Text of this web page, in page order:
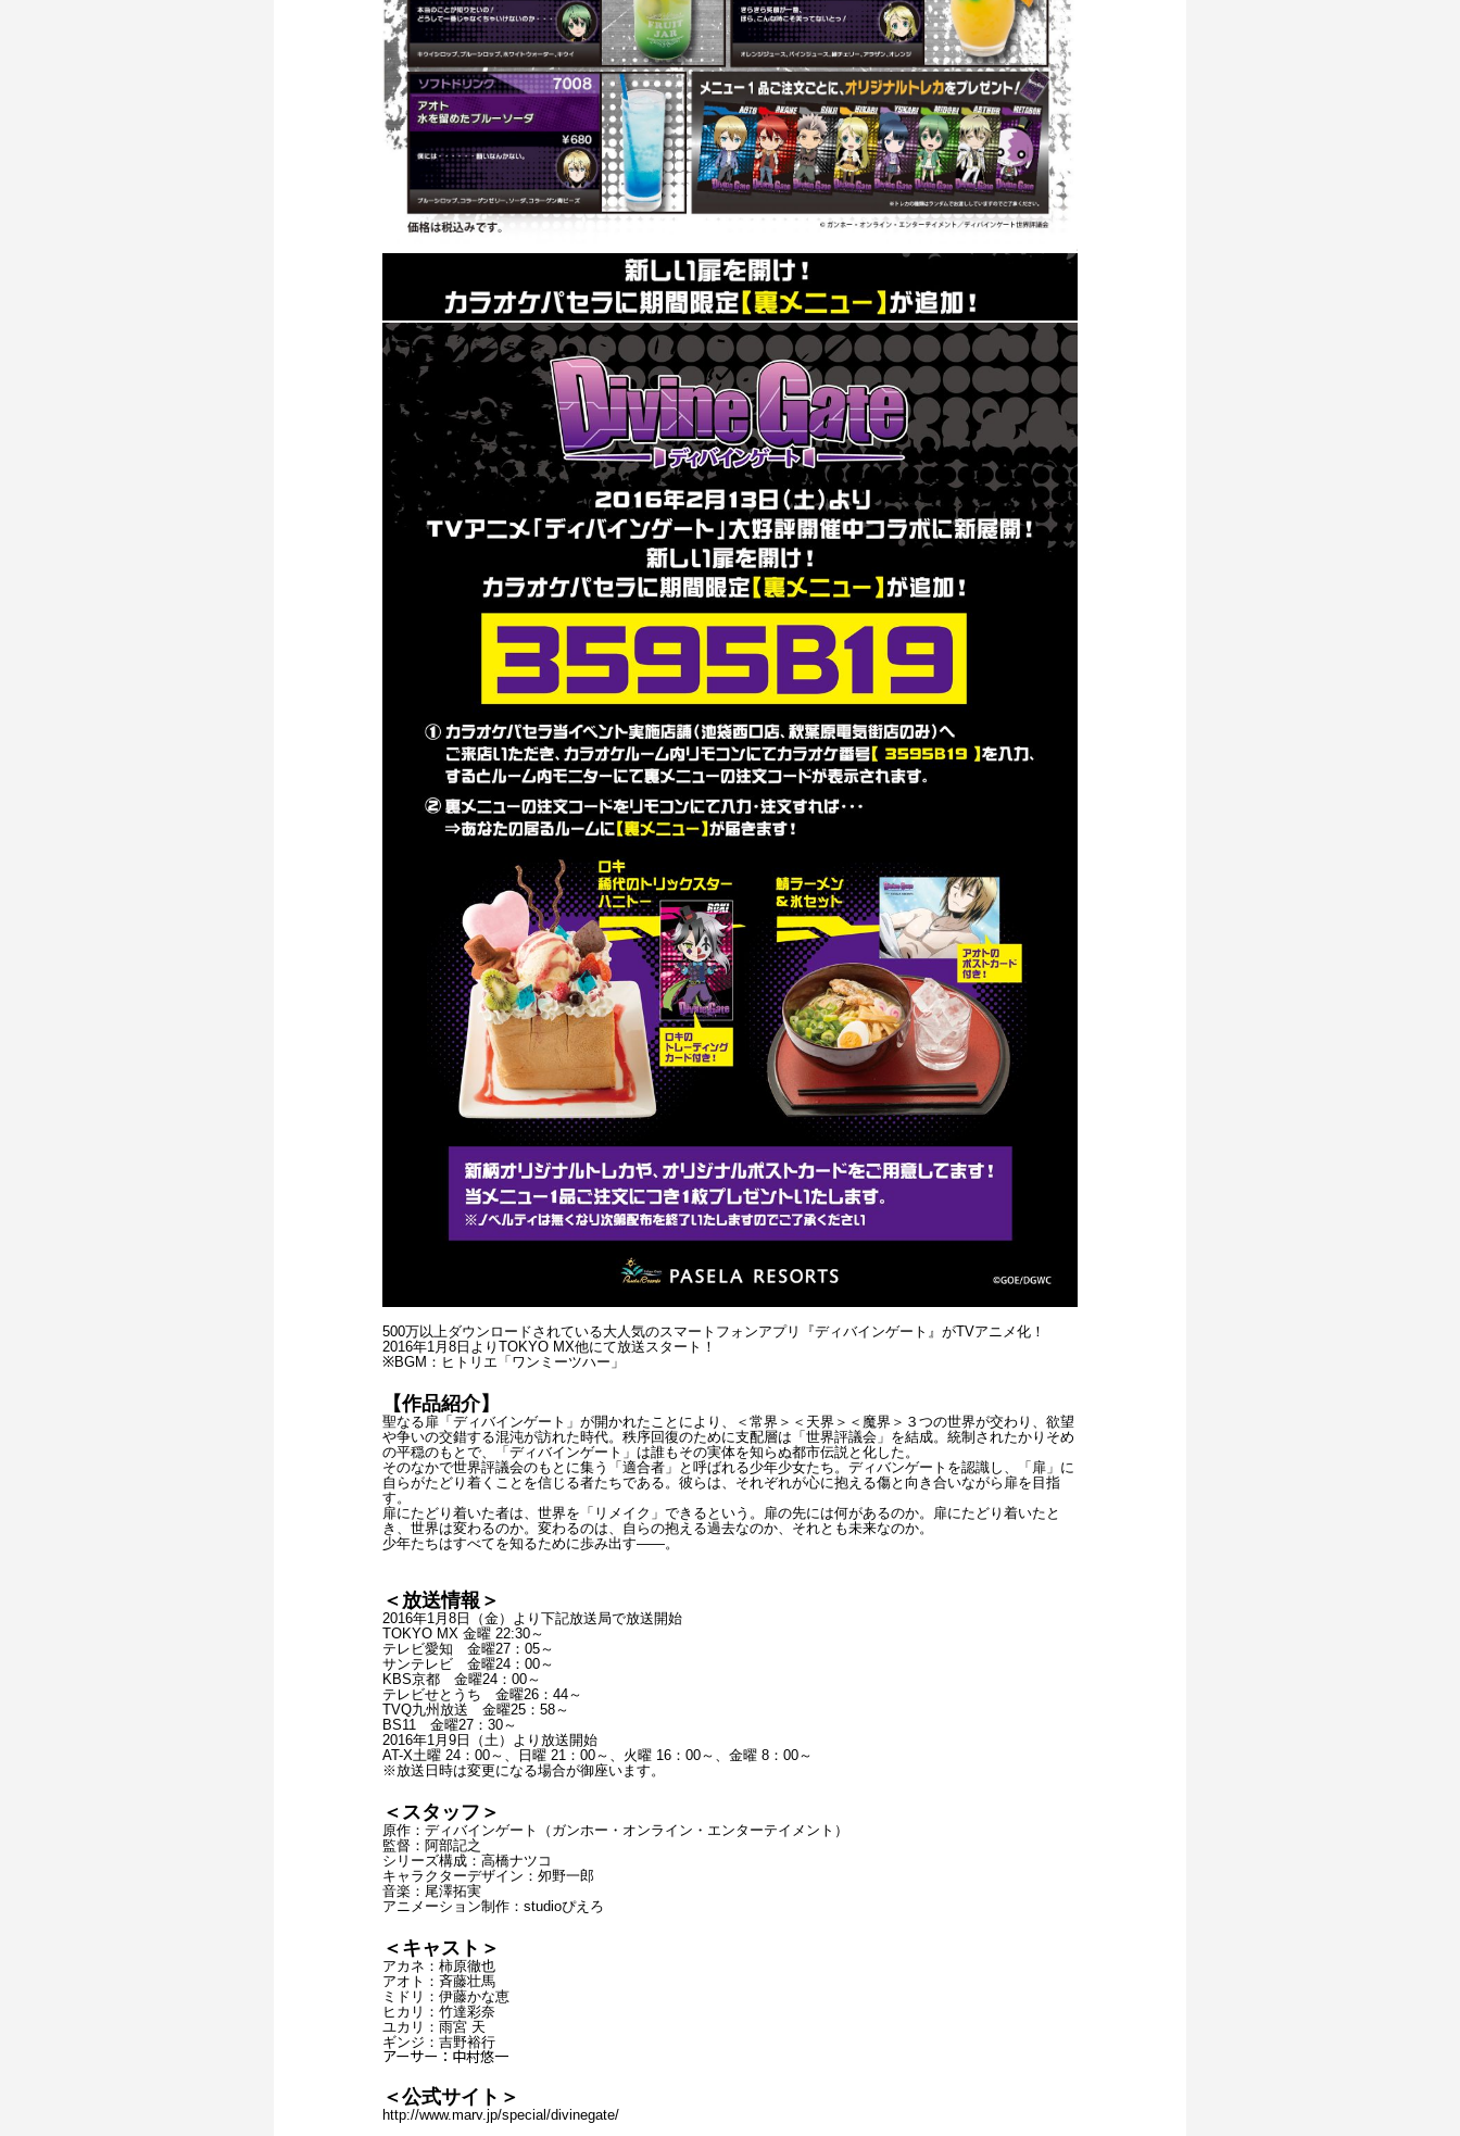
500万以上ダウンロードされている大人気のスマートフォンアプリ『ディバインゲート­』がTVアニメ化！
2016年1月8日よりTOKYO MX他にて放送スタート！
※BGM：ヒトリエ「ワンミーツハー」
【作品紹介】
聖なる扉「ディバインゲート」が開かれたことにより、＜常界＞＜天界＞＜魔界＞３つの­世界が交わり、欲望
や争いの交錯する混沌が訪れた時代。秩序回復のために支配層は「世­界評議会」を結成。統制されたかりそめ
の平穏のもとで、「ディバインゲート」は誰もそ­の実体を知らぬ都市伝説と化した。
そのなかで世界評議会のもとに集う「適合者」と呼ばれる少年少女たち。ディバンゲート­を認識し、「扉」に
自らがたどり着くことを信じる者たちである。彼らは、それぞれが心­に抱える傷と向き合いながら扉を目指
す。
扉にたどり着いた者は、世界を「リメイク」できるという。扉の先には何があるのか。扉­にたどり着いたと
き、世界は変わるのか。変わるのは、自らの抱える過去なのか、それと­も未来なのか。
少年たちはすべてを知るために歩み出す――。
＜放送情報＞
2016年1月8日（金）より下記放送局で放送開始
TOKYO MX 金曜 22:30～
テレビ愛知 金曜27：05～
サンテレビ 金曜24：00～
KBS京都 金曜24：00～
テレビせとうち 金曜26：44～
TVQ九州放送 金曜25：58～
BS11 金曜27：30～
2016年1月9日（土）より放送開始
AT-X土曜 24：00～、日曜 21：00～、火曜 16：00～、金曜 8：00～
※放送日時は変更になる場合が御座います。
＜スタッフ＞
原作：ディバインゲート（ガンホー・オンライン・エンターテイメント）
監督：阿部記之
シリーズ構成：高橋ナツコ
キャラクターデザイン：夘野一郎
音楽：尾澤拓実
アニメーション制作：studioぴえろ
＜キャスト＞
アカネ：柿原徹也
アオト：斉藤壮馬
ミドリ：伊藤かな恵
ヒカリ：竹達彩奈
ユカリ：雨宮 天
ギンジ：吉野裕行
アーサー：中村悠一
＜公式サイト＞
http://www.marv.jp/special/divinegate/